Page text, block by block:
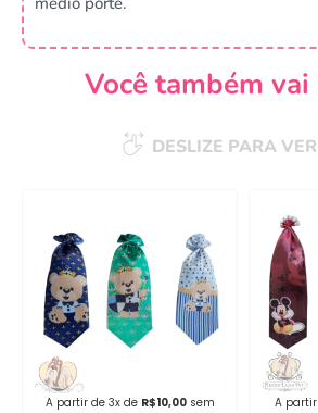
Você também
DESLIZE PARA
A partir de 3x de R$10,00 sem
A
Campanha
sucesso!
Voltar